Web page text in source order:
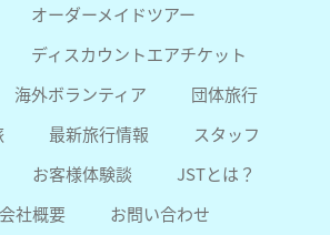
オーダーメイドツアー
ディスカウントエアチケット
海外ボランティア
団体旅行
最新旅行情報
スタッフ
お客様体験談
JSTとは？
会社概要
お問い合わせ